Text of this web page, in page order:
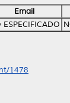
Email
ESPECIFICADO
1478